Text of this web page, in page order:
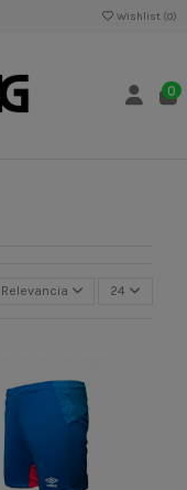
Wishlist (0)
0
Relevancia 24